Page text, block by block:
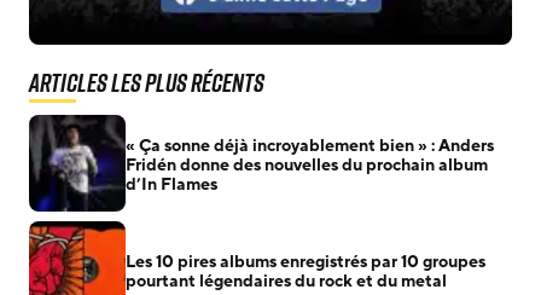
Articles les plus récents
« Ça sonne déjà incroyablement bien » : Anders
Fridén donne des nouvelles du prochain album
d’In Flames
Les 10 pires albums enregistrés par 10 groupes
pourtant légendaires du rock et du metal